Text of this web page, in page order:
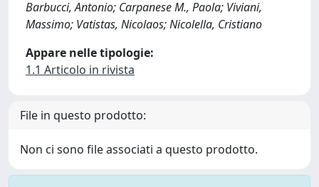
Barbucci, Antonio; Carpanese M., Paola; Viviani,
Massimo; Vatistas, Nicolaos; Nicolella, Cristiano
Appare nelle tipologie:
1.1 Articolo in rivista
File in questo prodotto:
Non ci sono file associati a questo prodotto.